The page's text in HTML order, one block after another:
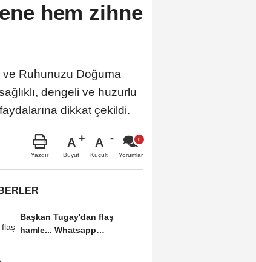
hem zihne
ve Ruhunuzu Doğuma
dengeli ve huzurlu
dikkat çekildi.
Yazdır
A
Büyüt
A
Küçült Yorumlar
Başkan Tugay'dan flaş
hamle... Whatsapp